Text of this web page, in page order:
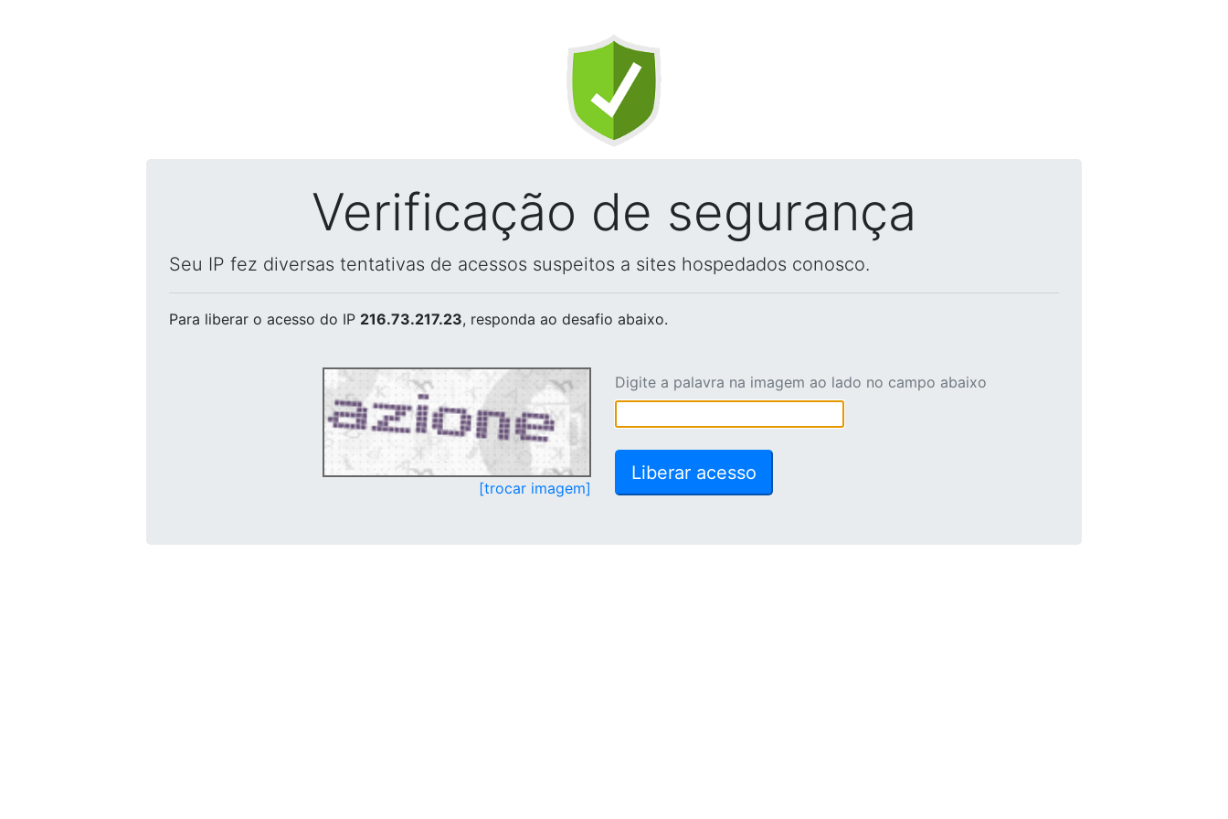
Verificação de segurança
Seu IP fez diversas tentativas de acessos suspeitos a sites hospedados conosco.
Para liberar o acesso do IP 216.73.217.23, responda ao desafio abaixo.
[trocar imagem]
Digite a palavra na imagem ao lado no campo abaixo